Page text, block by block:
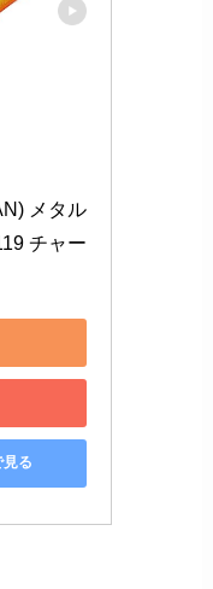
メタル
チャー
る